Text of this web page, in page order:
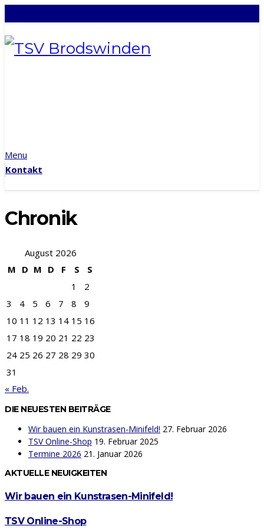
Menu
Kontakt
Chronik
August 2026
M D M D F S
S
1
2
3
4 5 6 7 8
9
10 11 12 13 14 15 16
17 18 19 20 21 22 23
24 25 26 27 28 29 30
31
« Feb.
DIE NEUESTEN BEITRÄGE
Wir bauen ein Kunstrasen-Minifeld! 27. Februar 2026
TSV Online-Shop 19. Februar 2025
Termine 2026 21. Januar 2026
AKTUELLE NEUIGKEITEN
Wir bauen ein Kunstrasen-Minifeld!
TSV Online-Shop